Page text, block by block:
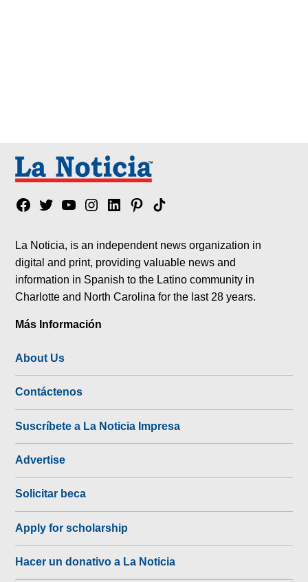
Facebook
TwitterYouTubeInstagram
LinkedinPinterest
Tik
La Noticia, is an independent news organization in
digital and print, providing valuable news and
information in Spanish to the Latino community in
Charlotte and North Carolina for the last 28 years.
Más Información
About Us
Contáctenos
Suscríbete a La Noticia Impresa
Advertise
Solicitar beca
Apply for scholarship
Hacer un donativo a La Noticia